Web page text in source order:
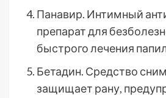
Панавир. Интимный
препарат для
быстрого лечения
Бетадин. Средство
защищает рану,